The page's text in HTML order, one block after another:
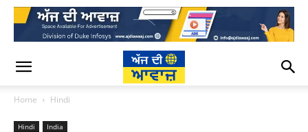
Home Hindi
Hindi India